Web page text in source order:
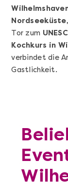
Nordseeküste
Tor zum
Kochkurs in
verbindet die
Gastlichkeit.